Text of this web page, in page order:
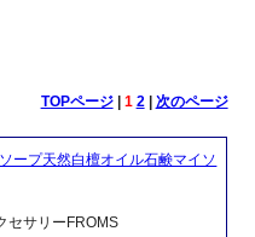
TOPページ| 1 2| 次のページ
ープ天然白檀オイル石鹸マイソ
セサリーFROMS